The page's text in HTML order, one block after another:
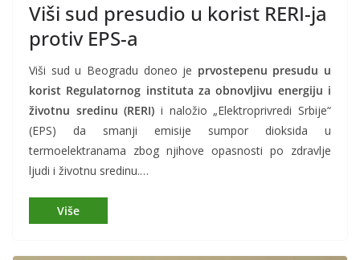
Viši sud presudio u korist RERI-ja
protiv EPS-a
Viši sud u Beogradu doneo je prvostepenu presudu u
korist Regulatornog instituta za obnovljivu energiju i
životnu sredinu (RERI) i naložio „Elektroprivredi Srbije“
(EPS) da smanji emisije sumpor dioksida u
termoelektranama zbog njihove opasnosti po zdravlje
ljudi i životnu sredinu.…